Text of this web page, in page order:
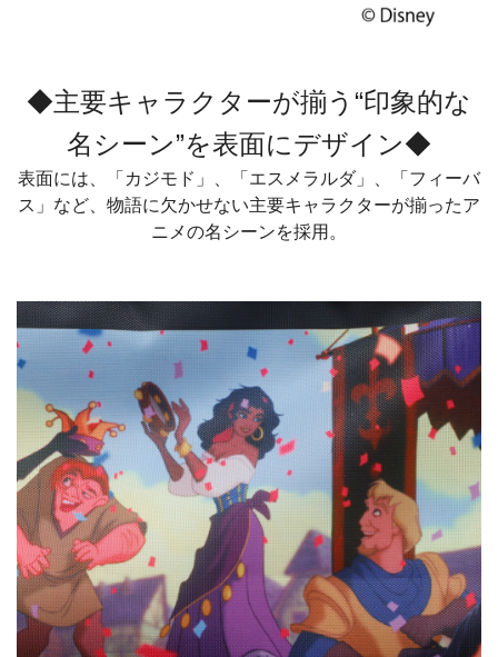
◆主要キャラクターが揃う“印象的な
名シーン”を表面にデザイン◆
表面には、「カジモド」、「エスメラルダ」、「フィーバ
ス」など、物語に欠かせない主要キャラクターが揃ったア
ニメの名シーンを採用。